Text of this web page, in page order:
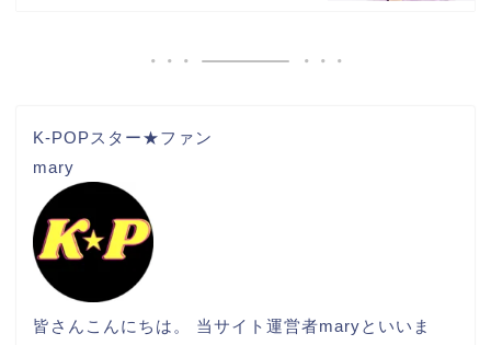
K-POPスター★ファン
mary
皆さんこんにちは。 当サイト運営者maryといいま